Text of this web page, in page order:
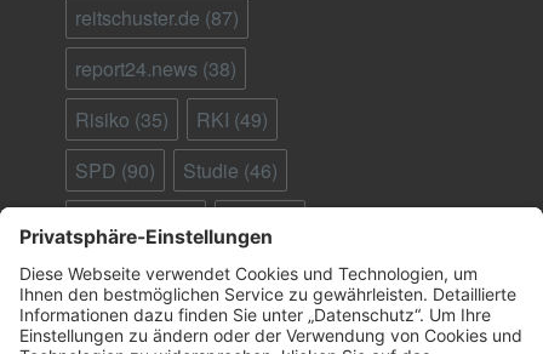
reitschuster.de (87)
report24.news (38)
Risiko (35) RKI (49)
SPD (90) Studie (46)
Ungeimpfte(95)
Virus(29) welt.de(33)